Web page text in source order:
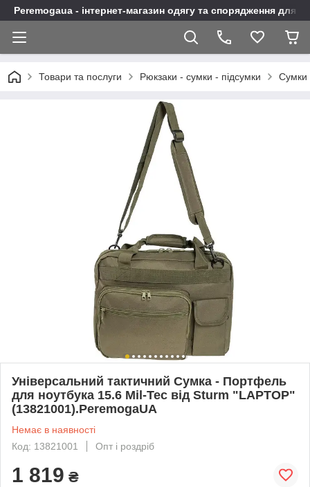
Peremogaua - інтернет-магазин одягу та спорядження для
Товари та послуги Рюкзаки - сумки - підсумки Сумки
Універсальний тактичний Сумка - Портфель
для ноутбука 15.6 Mil-Tec від Sturm "LAPTOP"
(13821001).PeremogaUA
Немає в наявності
Код: 13821001
Опт і роздріб
1 819 ₴